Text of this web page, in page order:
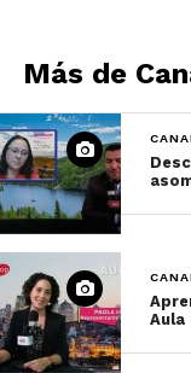
del
Más de
Aula